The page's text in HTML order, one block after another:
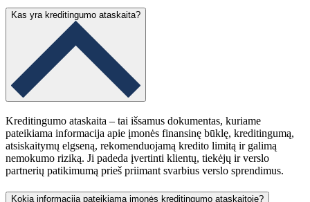
Kas yra kreditingumo ataskaita?
Kreditingumo ataskaita – tai išsamus dokumentas, kuriame
pateikiama informacija apie įmonės finansinę būklę, kreditingumą,
atsiskaitymų elgseną, rekomenduojamą kredito limitą ir galimą
nemokumo riziką. Ji padeda įvertinti klientų, tiekėjų ir verslo
partnerių patikimumą prieš priimant svarbius verslo sprendimus.
Kokia informacija pateikiama įmonės kreditingumo ataskaitoje?